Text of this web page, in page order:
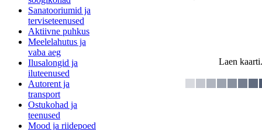
Sanatooriumid ja
terviseteenused
Aktiivne puhkus
Meelelahutus ja
vaba aeg
Ilusalongid ja
iluteenused
Autorent ja
transport
Ostukohad ja
teenused
Mood ja riidepoed
Laen